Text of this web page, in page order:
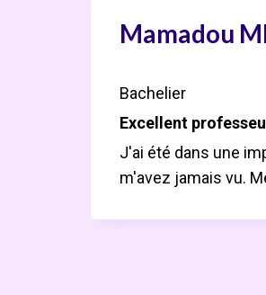
Mamadou
Bachelier
Excellent
J'ai été dans une
m'avez jamais vu.